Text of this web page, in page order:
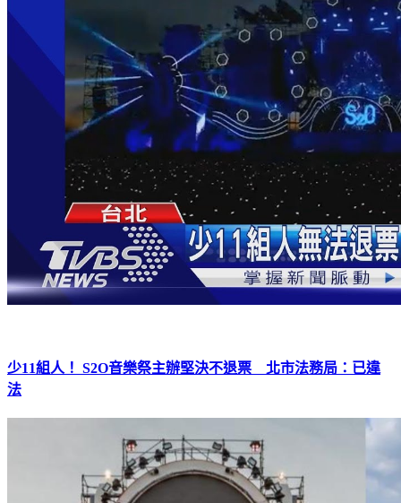
少11組人！ S2O音樂祭主辦堅決不退票 北市法務局：已違
法